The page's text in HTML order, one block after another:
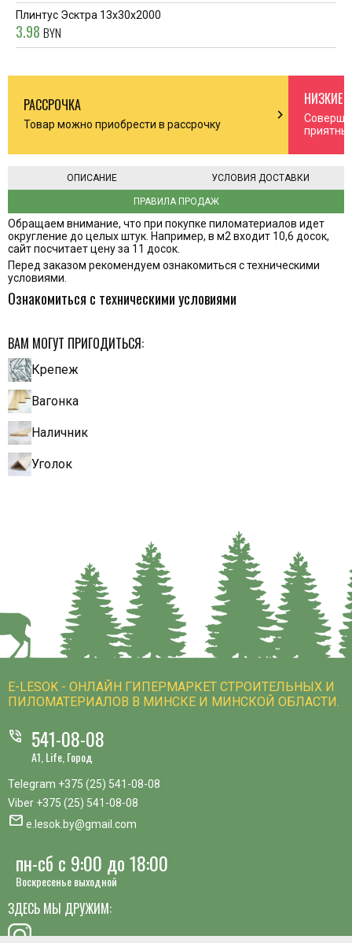
Плинтус Эсктра 13x30x2000
3.98 BYN
РАССРОЧКА
Товар можно приобрести в рассрочку chevron_right
НИЗКИЕ
ПРАВИЛА ПРОДАЖ
ОПИСАНИЕ УСЛОВИЯ ДОСТАВКИ
Обращаем внимание, что при покупке пиломатериалов идет
округление до целых штук. Например, в м2 входит 10,6 досок,
сайт посчитает цену за 11 досок.
Перед заказом рекомендуем ознакомиться с техническими
условиями.
Ознакомиться с техническими условиями
ВАМ МОГУТ ПРИГОДИТЬСЯ:
Крепеж
Вагонка
Наличник
Уголок
E-LESOK - ОНЛАЙН ГИПЕРМАРКЕТ СТРОИТЕЛЬНЫХ И
ПИЛОМАТЕРИАЛОВ В МИНСКЕ И МИНСКОЙ ОБЛАСТИ.
phone_in_talk 541-08-08
A1, Life, Город
Telegram +375 (25) 541-08-08
Viber +375 (25) 541-08-08
mail e.lesok.by@gmail.com
пн-сб с 9:00 до 18:00
Воскресенье выходной
ЗДЕСЬ МЫ ДРУЖИМ: